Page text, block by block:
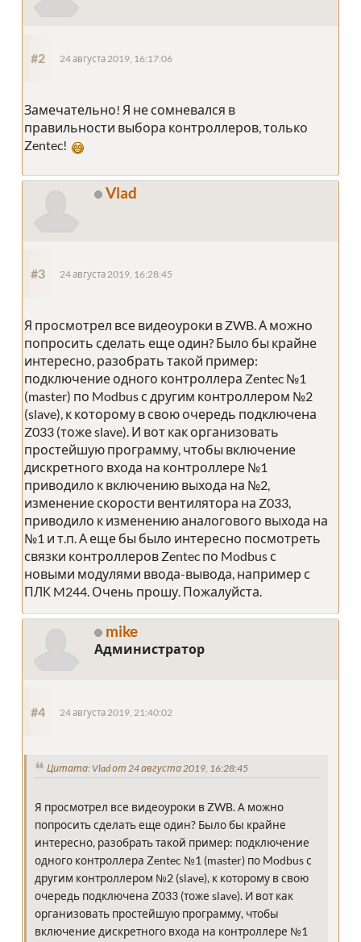
#2 24 августа 2019, 16:17:06
Замечательно! Я не сомневался в
правильности выбора контроллеров, только
Zentec!
Vlad
#3 24 августа 2019, 16:28:45
Я просмотрел все видеоуроки в ZWB. А можно
попросить сделать еще один? Было бы крайне
интересно, разобрать такой пример:
подключение одного контроллера Zentec №1
(master) по Modbus с другим контроллером №2
(slave), к которому в свою очередь подключена
Z033 (тоже slave). И вот как организовать
простейшую программу, чтобы включение
дискретного входа на контроллере №1
приводило к включению выхода на №2,
изменение скорости вентилятора на Z033,
приводило к изменению аналогового выхода на
№1 и т.п. А еще бы было интересно посмотреть
связки контроллеров Zentec по Modbus с
новыми модулями ввода-вывода, например с
ПЛК M244. Очень прошу. Пожалуйста.
mike
Администратор
#4 24 августа 2019, 21:40:02
Цитата: Vlad от 24 августа 2019, 16:28:45
Я просмотрел все видеоуроки в ZWB. А можно
попросить сделать еще один? Было бы крайне
интересно, разобрать такой пример: подключение
одного контроллера Zentec №1 (master) по Modbus с
другим контроллером №2 (slave), к которому в свою
очередь подключена Z033 (тоже slave). И вот как
организовать простейшую программу, чтобы
включение дискретного входа на контроллере №1